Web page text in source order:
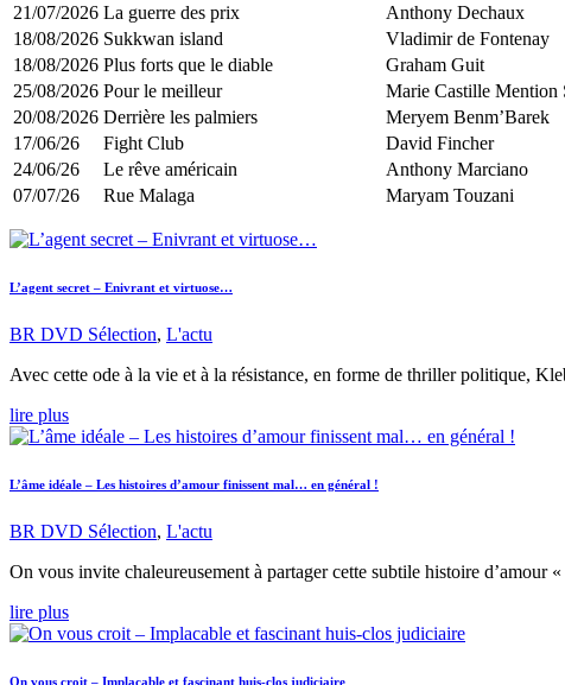
21/07/2026 La guerre des prix Anthony Dechaux
18/08/2026 Sukkwan island Vladimir de Fontenay
18/08/2026 Plus forts que le diable Graham Guit
25/08/2026 Pour le meilleur Marie Castille Mention
20/08/2026 Derrière les palmiers Meryem Benm’Barek
17/06/26
Fight Club David Fincher
24/06/26
Le rêve américain Anthony Marciano
07/07/26
Rue Malaga Maryam Touzani
L’agent secret – Enivrant et virtuose…
BR DVD Sélection, L'actu
Avec cette ode à la vie et à la résistance, en forme de thriller politique,
lire plus
L’âme idéale – Les histoires d’amour finissent mal… en général !
BR DVD Sélection, L'actu
On vous invite chaleureusement à partager cette subtile histoire
lire plus
On vous croit – Implacable et fascinant huis-clos judiciaire